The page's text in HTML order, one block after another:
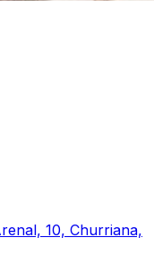
10, Churriana,